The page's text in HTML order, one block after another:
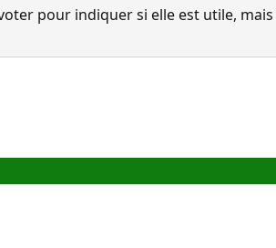
pour indiquer si elle est utile,